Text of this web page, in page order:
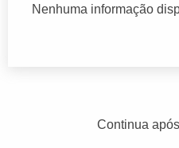
Nenhuma informação
Continua